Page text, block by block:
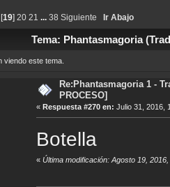
[19] 20 21 ... 38 Siguiente Ir Abajo
Tema: Phantasmagoria
viendo este tema.
Re:Phantasmagoria 1 -
PROCESO]
«Respuesta #270 en: Julio 31, 2016,
Botella
«Última modificación: Agosto 19,